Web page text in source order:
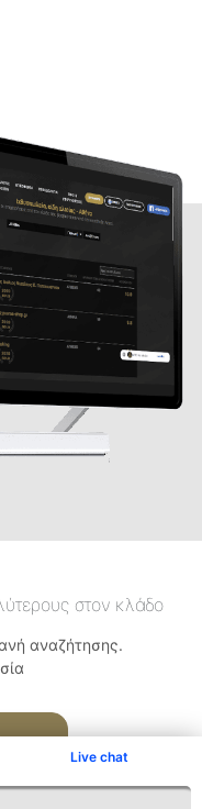
Live chat
στον κλάδο
αναζήτησης.